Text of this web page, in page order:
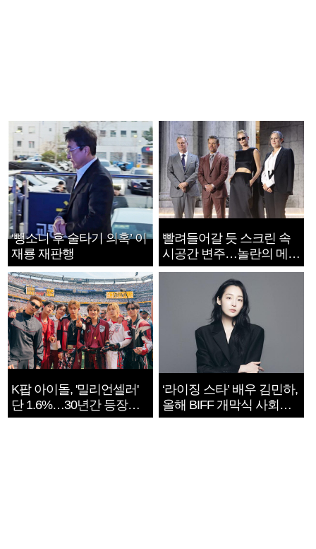
‘뺑소니 후 술타기 의혹’ 이
재룡 재판행
빨려들어갈 듯 스크린 속
시공간 변주…놀란의 메시
지는 ‘전쟁 속죄’
K팝 아이돌, '밀리언셀러'
단 1.6%…30년간 등장
1182개팀 전수조사
‘라이징 스타’ 배우 김민하,
올해 BIFF 개막식 사회자
확정